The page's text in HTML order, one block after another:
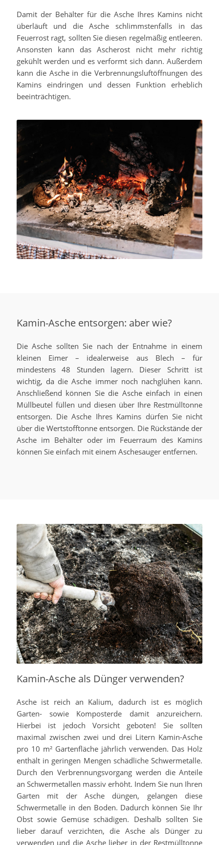
Damit der Behälter für die Asche Ihres Kamins nicht
überläuft und die Asche schlimmstenfalls in das
Feuerrost ragt, sollten Sie diesen regelmäßig entleeren.
Ansonsten kann das Ascherost nicht mehr richtig
gekühlt werden und es verformt sich dann. Außerdem
kann die Asche in die Verbrennungsluftöffnungen des
Kamins eindringen und dessen Funktion erheblich
beeinträchtigen.
Kamin-Asche entsorgen: aber wie?
Die Asche sollten Sie nach der Entnahme in einem
kleinen Eimer – idealerweise aus Blech – für
mindestens 48 Stunden lagern. Dieser Schritt ist
wichtig, da die Asche immer noch nachglühen kann.
Anschließend können Sie die Asche einfach in einen
Müllbeutel füllen und diesen über Ihre Restmülltonne
entsorgen. Die Asche Ihres Kamins dürfen Sie nicht
über die Wertstofftonne entsorgen. Die Rückstände der
Asche im Behälter oder im Feuerraum des Kamins
können Sie einfach mit einem Aschesauger entfernen.
Kamin-Asche als Dünger verwenden?
Asche ist reich an Kalium, dadurch ist es möglich
Garten- sowie Komposterde damit anzureichern.
Hierbei ist jedoch Vorsicht geboten! Sie sollten
maximal zwischen zwei und drei Litern Kamin-Asche
pro 10 m² Gartenfläche jährlich verwenden. Das Holz
enthält in geringen Mengen schädliche Schwermetalle.
Durch den Verbrennungsvorgang werden die Anteile
an Schwermetallen massiv erhöht. Indem Sie nun Ihren
Garten mit der Asche düngen, gelangen diese
Schwermetalle in den Boden. Dadurch können Sie Ihr
Obst sowie Gemüse schädigen. Deshalb sollten Sie
lieber darauf verzichten, die Asche als Dünger zu
verwenden und die Asche lieber in der Restmülltonne